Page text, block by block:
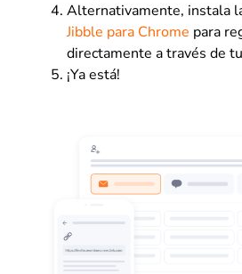
Alternativamente, instala
Jibble para Chrome para
directamente a través de
¡Ya está!